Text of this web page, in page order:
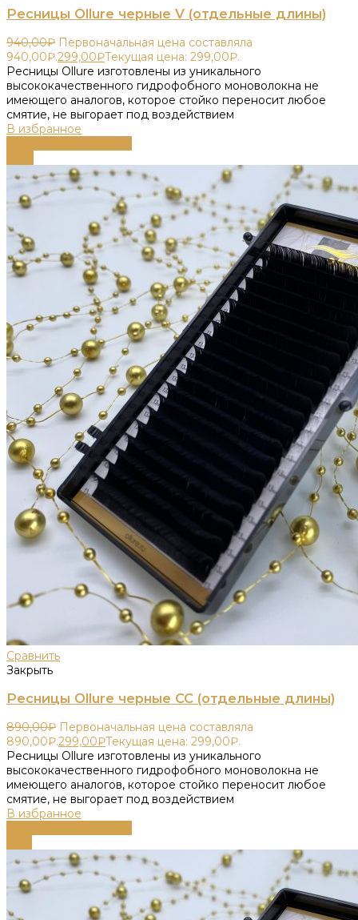
Ресницы Ollure черные V (отдельные длины)
940,00₽ Первоначальная цена составляла
940,00₽.299,00₽Текущая цена: 299,00₽.
Ресницы Ollure изготовлены из уникального
высококачественного гидрофобного моноволокна не
имеющего аналогов, которое стойко переносит любое
смятие, не выгорает под воздействием
В избранное
Сравнить
Закрыть
Ресницы Ollure черные CC (отдельные длины)
890,00₽ Первоначальная цена составляла
890,00₽.299,00₽Текущая цена: 299,00₽.
Ресницы Ollure изготовлены из уникального
высококачественного гидрофобного моноволокна не
имеющего аналогов, которое стойко переносит любое
смятие, не выгорает под воздействием
В избранное